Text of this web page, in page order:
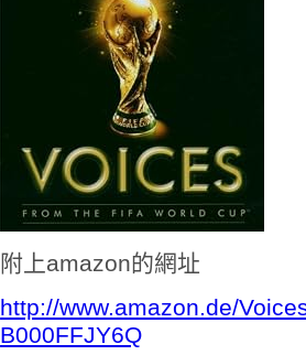
附上amazon的網址
http://www.amazon.de/
B000FFJY6Q